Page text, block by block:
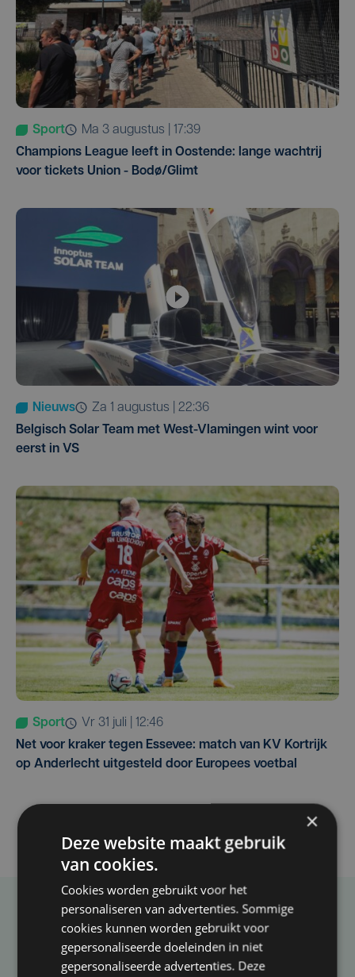
Sport
ma 3 augustus | 17:39
Champions League leeft in Oostende: lange wachtrij
voor tickets Union - Bodø/Glimt
Nieuws
za 1 augustus | 22:36
Belgisch Solar Team met West-Vlamingen wint voor
eerst in VS
Sport
vr 31 juli | 12:46
Net voor kraker tegen Essevee: match van KV Kortrijk
op Anderlecht uitgesteld door Europees voetbal
Taalfout opgemerkt?
Heb je een taal- of schrijffout opgemerkt in dit
artikel?
×
Deze website maakt gebruik
van cookies.
Cookies worden gebruikt voor het
personaliseren van advertenties. Sommige
cookies kunnen worden gebruikt voor
gepersonaliseerde doeleinden in niet
gepersonaliseerde advertenties. Deze